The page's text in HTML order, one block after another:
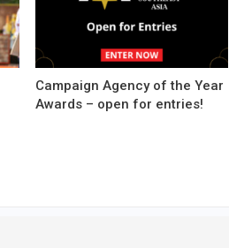
Campaign Agency of the Year
Awards – open for entries!